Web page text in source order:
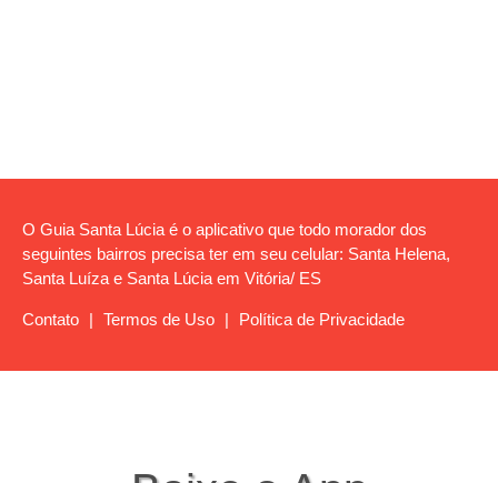
O Guia Santa Lúcia é o aplicativo que todo morador dos
seguintes bairros precisa ter em seu celular: Santa Helena,
Santa Luíza e Santa Lúcia em Vitória/ ES
Contato | Termos de Uso | Política de Privacidade